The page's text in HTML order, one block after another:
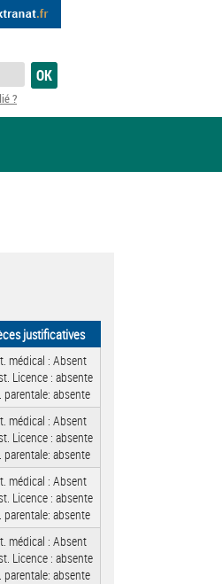
?
justificatives
médical : Absent
Licence : absente
parentale: absente
médical : Absent
Licence : absente
parentale: absente
médical : Absent
Licence : absente
parentale: absente
médical : Absent
Licence : absente
parentale: absente